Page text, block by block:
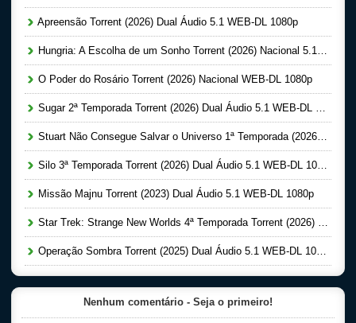
Apreensão Torrent (2026) Dual Áudio 5.1 WEB-DL 1080p
Hungria: A Escolha de um Sonho Torrent (2026) Nacional 5.1 WEB-DL 1080p
O Poder do Rosário Torrent (2026) Nacional WEB-DL 1080p
Sugar 2ª Temporada Torrent (2026) Dual Áudio 5.1 WEB-DL 1080p
Stuart Não Consegue Salvar o Universo 1ª Temporada (2026) Dual Áudio 5.1 WEB-DL 1080p
Silo 3ª Temporada Torrent (2026) Dual Áudio 5.1 WEB-DL 1080p
Missão Majnu Torrent (2023) Dual Áudio 5.1 WEB-DL 1080p
Star Trek: Strange New Worlds 4ª Temporada Torrent (2026) Dual Áudio 5.1 WEB-DL 1080p
Operação Sombra Torrent (2025) Dual Áudio 5.1 WEB-DL 1080p
Nenhum comentário - Seja o primeiro!